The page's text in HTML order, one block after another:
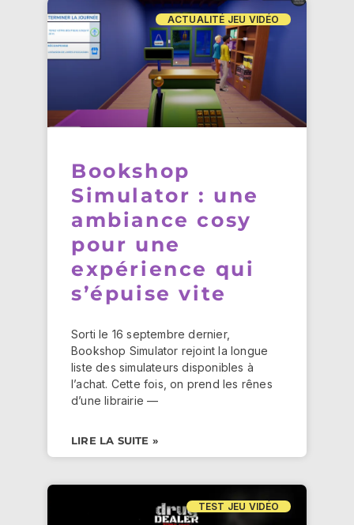
ACTUALITÉ JEU VIDÉO
Bookshop
Simulator : une
ambiance cosy
pour une
expérience qui
s’épuise vite
Sorti le 16 septembre dernier,
Bookshop Simulator rejoint la longue
liste des simulateurs disponibles à
l’achat. Cette fois, on prend les rênes
d’une librairie —
LIRE LA SUITE »
TEST JEU VIDÉO